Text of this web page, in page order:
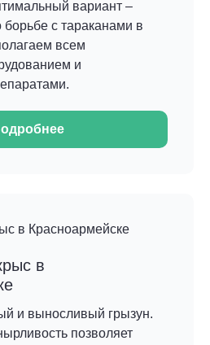
вариант –
борьбе с тараканами в
всем
и
в
и выносливый грызун.
позволяет